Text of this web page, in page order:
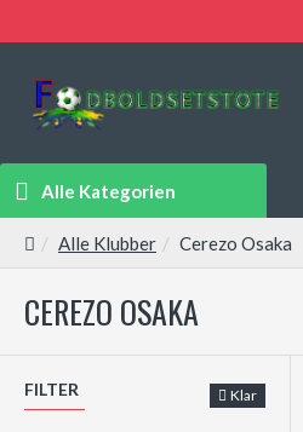
Alle Kategorien
Alle Klubber Cerezo Osaka
CEREZO OSAKA
FILTER Klar